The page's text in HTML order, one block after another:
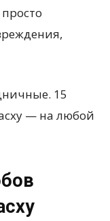
15
— на любой